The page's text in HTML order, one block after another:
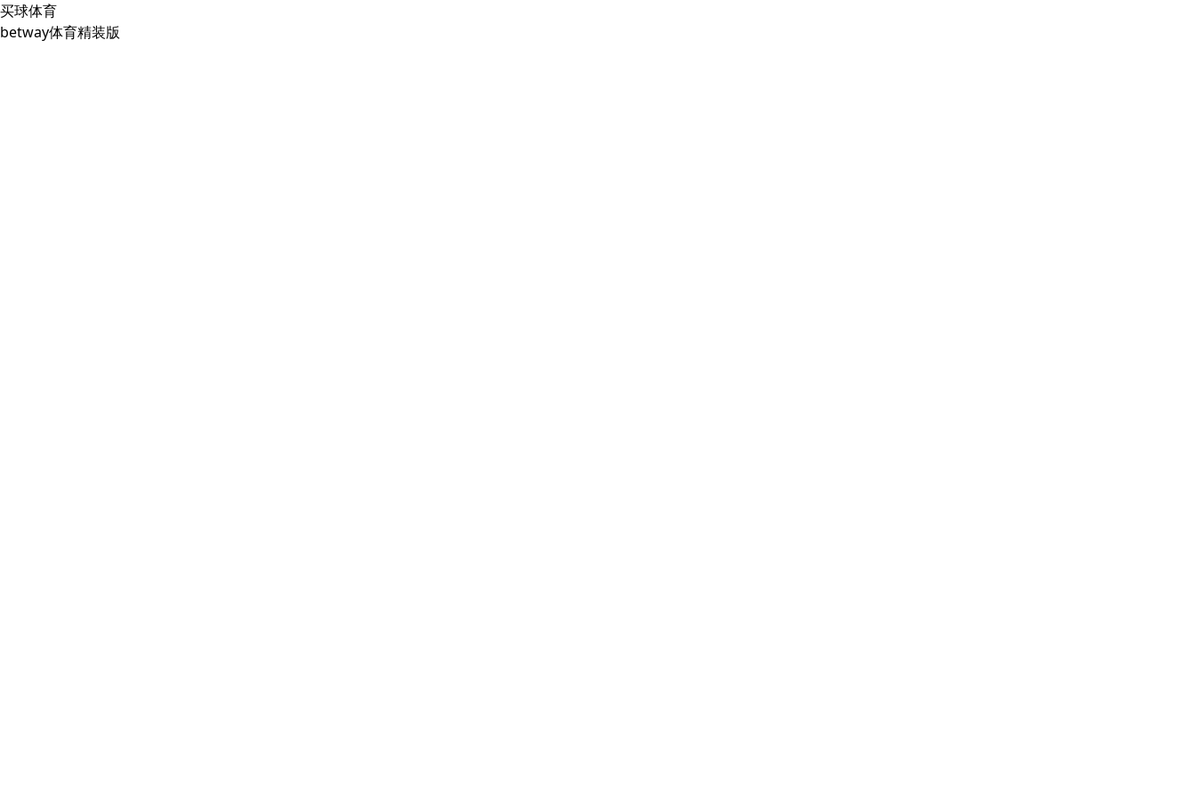
买球体育
betway体育精装版